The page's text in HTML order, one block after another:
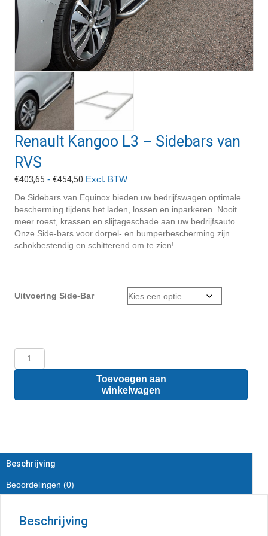
Renault Kangoo L3 – Sidebars van
RVS
€403,65 - €454,50 Prijsklasse:
tot
€454,50
Excl. BTW
De Sidebars van Equinox bieden uw bedrijfswagen optimale
bescherming tijdens het laden, lossen en inparkeren. Nooit
meer roest, krassen en slijtageschade aan uw bedrijfsauto.
Onze Side-bars voor dorpel- en bumperbescherming zijn
schokbestendig en schitterend om te zien!
Uitvoering Side-Bar
Renault
Kangoo
Sidebars
Toevoegen aan
winkelwagen
Beschrijving
Beoordelingen (0)
Beschrijving